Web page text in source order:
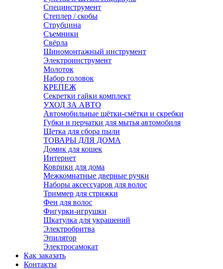
Специнструмент
Степлер / скобы
Струбцина
Съемники
Свёрла
Шиномонтажный инструмент
Электроинструмент
Молоток
Набор головок
КРЕПЕЖ
Секретки гайки комплект
УХОД ЗА АВТО
Автомобильные щётки-смётки и скребки
Губки и перчатки для мытья автомобиля
Щетка для сбора пыли
ТОВАРЫ ДЛЯ ДОМА
Домик для кошек
Интернет
Коврики для дома
Межкомнатные дверные ручки
Наборы аксессуаров для волос
Триммер для стрижки
Фен для волос
Фигурки-игрушки
Шкатулка для украшений
Электробритва
Эпилятор
Электросамокат
Как заказать
Контакты